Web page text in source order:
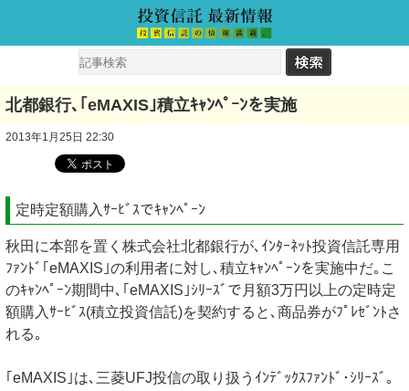
北都銀行､｢eMAXIS｣積立ｷｬﾝﾍﾟｰﾝを実施
2013年1月25日 22:30
定時定額購入ｻｰﾋﾞｽでｷｬﾝﾍﾟｰﾝ
秋田に本部を置く株式会社北都銀行が､ｲﾝﾀｰﾈｯﾄ投資信託専用
ﾌｧﾝﾄﾞ｢eMAXIS｣の利用者に対し､積立ｷｬﾝﾍﾟｰﾝを実施中だ｡こ
のｷｬﾝﾍﾟｰﾝ期間中､｢eMAXIS｣ｼﾘｰｽﾞで月額3万円以上の定時定
額購入ｻｰﾋﾞｽ(積立投資信託)を契約すると､商品券がﾌﾟﾚｾﾞﾝﾄさ
れる｡
｢eMAXIS｣は､三菱UFJ投信の取り扱うｲﾝﾃﾞｯｸｽﾌｧﾝﾄﾞ･ｼﾘｰｽﾞ｡